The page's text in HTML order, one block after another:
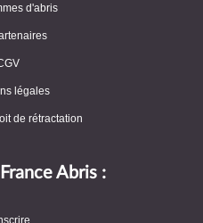
d'abris
légales
de rétractation
Abris :